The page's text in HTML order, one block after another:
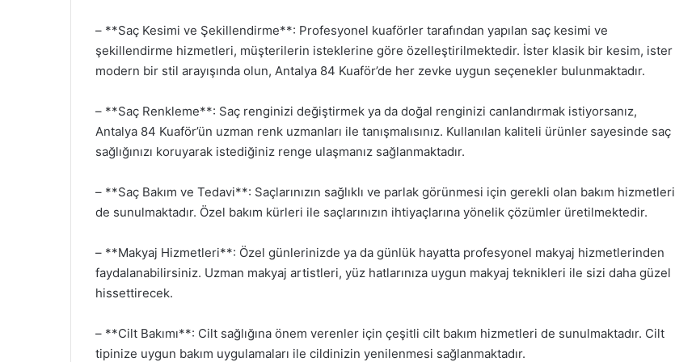
– **Saç Kesimi ve Şekillendirme**: Profesyonel kuaförler tarafından yapılan saç kesimi ve
şekillendirme hizmetleri, müşterilerin isteklerine göre özelleştirilmektedir. İster klasik bir kesim, ister
modern bir stil arayışında olun, Antalya 84 Kuaför’de her zevke uygun seçenekler bulunmaktadır.
– **Saç Renkleme**: Saç renginizi değiştirmek ya da doğal renginizi canlandırmak istiyorsanız,
Antalya 84 Kuaför’ün uzman renk uzmanları ile tanışmalısınız. Kullanılan kaliteli ürünler sayesinde saç
sağlığınızı koruyarak istediğiniz renge ulaşmanız sağlanmaktadır.
– **Saç Bakım ve Tedavi**: Saçlarınızın sağlıklı ve parlak görünmesi için gerekli olan bakım hizmetleri
de sunulmaktadır. Özel bakım kürleri ile saçlarınızın ihtiyaçlarına yönelik çözümler üretilmektedir.
– **Makyaj Hizmetleri**: Özel günlerinizde ya da günlük hayatta profesyonel makyaj hizmetlerinden
faydalanabilirsiniz. Uzman makyaj artistleri, yüz hatlarınıza uygun makyaj teknikleri ile sizi daha güzel
hissettirecek.
– **Cilt Bakımı**: Cilt sağlığına önem verenler için çeşitli cilt bakım hizmetleri de sunulmaktadır. Cilt
tipinize uygun bakım uygulamaları ile cildinizin yenilenmesi sağlanmaktadır.